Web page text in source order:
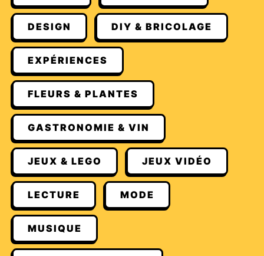
DESIGN DIY & BRICOLAGE
EXPÉRIENCES
FLEURS & PLANTES
GASTRONOMIE & VIN
JEUX & LEGO JEUX VIDÉO
LECTURE MODE
MUSIQUE